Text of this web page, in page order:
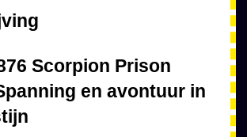
Scorpion Prison
en avontuur in